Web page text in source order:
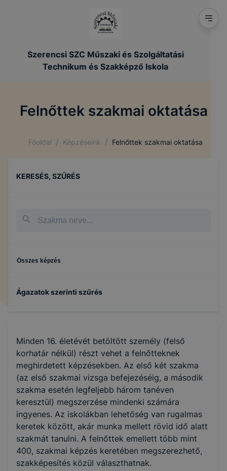
Szerencsi SZC Műszaki és Szolgáltatási
Technikum és Szakképző Iskola
Felnőttek szakmai oktatása
Főoldal / Képzéseink / Felnőttek szakmai oktatása
KERESÉS, SZŰRÉS
Összes képzés
Ágazatok szerinti szűrés
Kreatív
Gépészet
Kereskedelem
Építőipar
Szociális
Minden 16. életévét betöltött személy (felső
korhatár nélkül) részt vehet a felnőtteknek
meghirdetett képzésekben. Az első két szakma
(az első szakmai vizsga befejezéséig, a második
szakma esetén legfeljebb három tanéven
keresztül) megszerzése mindenki számára
ingyenes. Az iskolákban lehetőség van rugalmas
keretek között, akár munka mellett rövid idő alatt
szakmát tanulni. A felnőttek emellett több mint
400, szakmai képzés keretében megszerezhető,
szakképesítés közül választhatnak.